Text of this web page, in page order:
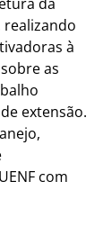
realizando
à
as
extensão.
com